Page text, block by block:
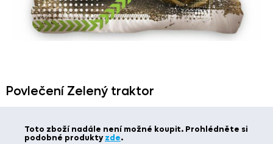
Povlečení Zelený traktor
Toto zboží nadále není možné koupit. Prohlédněte si
podobné produktyzde.